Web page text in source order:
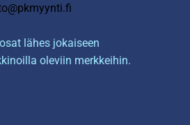
lähes jokaiseen
oleviin merkkeihin.